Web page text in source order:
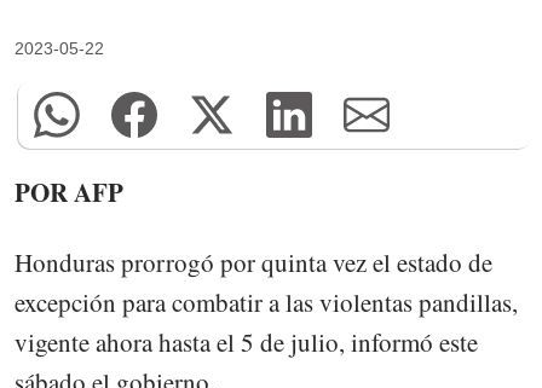
2023-05-22
POR AFP
Honduras prorrogó por quinta vez el estado de
excepción para combatir a las violentas pandillas,
vigente ahora hasta el 5 de julio, informó este